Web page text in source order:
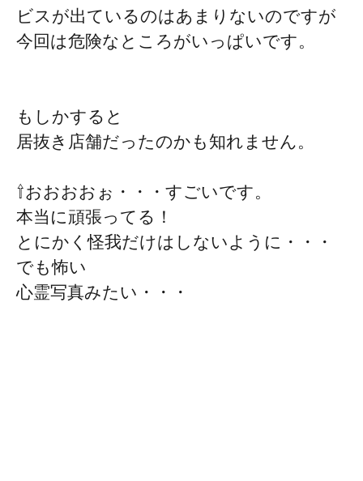
ビスが出ているのはあまりないのですが
今回は危険なところがいっぱいです。
もしかすると
居抜き店舗だったのかも知れません。
⇧おおおおぉ・・・すごいです。
本当に頑張ってる！
とにかく怪我だけはしないように・・・
でも怖い
心霊写真みたい・・・